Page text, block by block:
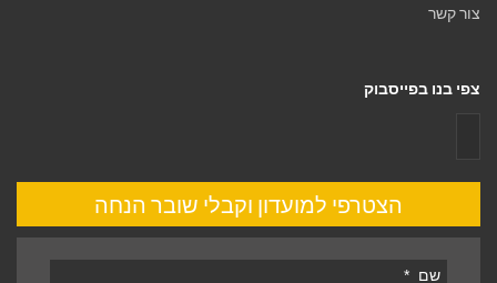
צור קשר
צפי בנו בפייסבוק
הצטרפי למועדון וקבלי שובר הנחה